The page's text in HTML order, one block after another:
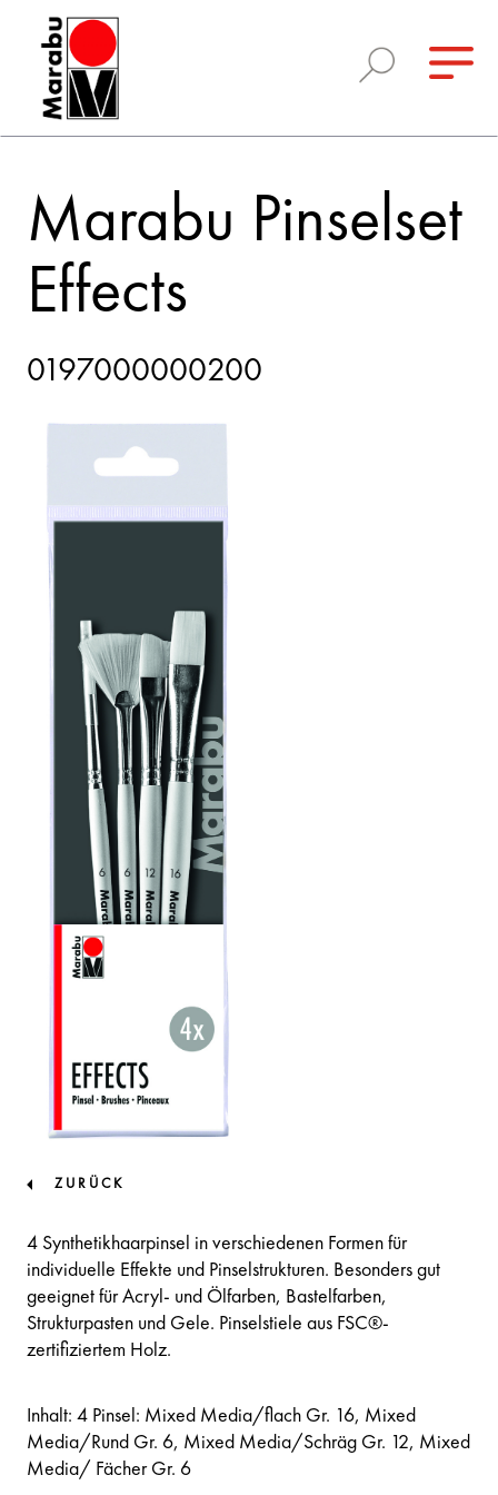
Marabu Pinselset
Effects
0197000000200
ZURÜCK
4 Synthetikhaarpinsel in verschiedenen Formen für
individuelle Effekte und Pinselstrukturen. Besonders gut
geeignet für Acryl- und Ölfarben, Bastelfarben,
Strukturpasten und Gele. Pinselstiele aus FSC®-
zertifiziertem Holz.
Inhalt: 4 Pinsel: Mixed Media/flach Gr. 16, Mixed
Media/Rund Gr. 6, Mixed Media/Schräg Gr. 12, Mixed
Media/ Fächer Gr. 6